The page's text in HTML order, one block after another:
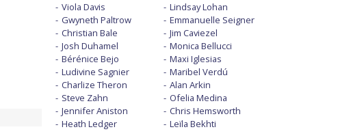
Viola Davis
Gwyneth Paltrow
Christian Bale
Josh Duhamel
Bérénice Bejo
Ludivine Sagnier
Charlize Theron
Steve Zahn
Jennifer Aniston
Heath Ledger
Lindsay Lohan
Emmanuelle Seigner
Jim Caviezel
Monica Bellucci
Maxi Iglesias
Maribel Verdú
Alan Arkin
Ofelia Medina
Chris Hemsworth
Leïla Bekhti